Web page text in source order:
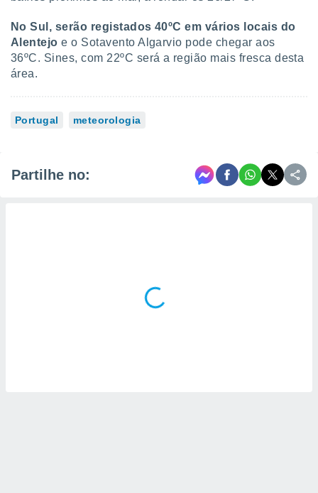
No Sul, serão registados 40ºC em vários locais do
Alentejo e o Sotavento Algarvio pode chegar aos
36ºC. Sines, com 22ºC será a região mais fresca desta
área.
Portugal meteorologia
Partilhe no: